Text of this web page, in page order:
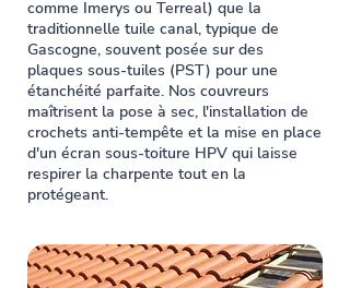
comme Imerys ou Terreal) que la
traditionnelle tuile canal, typique de
Gascogne, souvent posée sur des
plaques sous-tuiles (PST) pour une
étanchéité parfaite. Nos couvreurs
maîtrisent la pose à sec, l'installation de
crochets anti-tempête et la mise en place
d'un écran sous-toiture HPV qui laisse
respirer la charpente tout en la
protégeant.